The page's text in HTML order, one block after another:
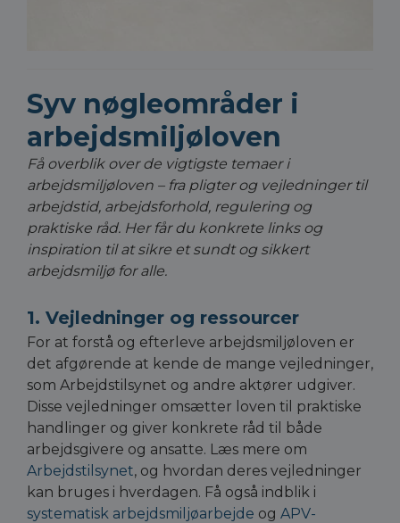
Syv nøgleområder i
arbejdsmiljøloven
Få overblik over de vigtigste temaer i
arbejdsmiljøloven – fra pligter og vejledninger til
arbejdstid, arbejdsforhold, regulering og
praktiske råd. Her får du konkrete links og
inspiration til at sikre et sundt og sikkert
arbejdsmiljø for alle.
1. Vejledninger og ressourcer
For at forstå og efterleve arbejdsmiljøloven er
det afgørende at kende de mange vejledninger,
som Arbejdstilsynet og andre aktører udgiver.
Disse vejledninger omsætter loven til praktiske
handlinger og giver konkrete råd til både
arbejdsgivere og ansatte. Læs mere om
Arbejdstilsynet, og hvordan deres vejledninger
kan bruges i hverdagen. Få også indblik i
systematisk arbejdsmiljøarbejde og APV-